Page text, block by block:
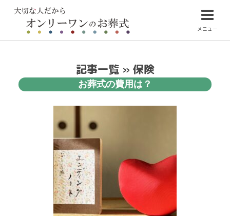
メニュー
記事一覧 » 保険
お葬式の費用は？